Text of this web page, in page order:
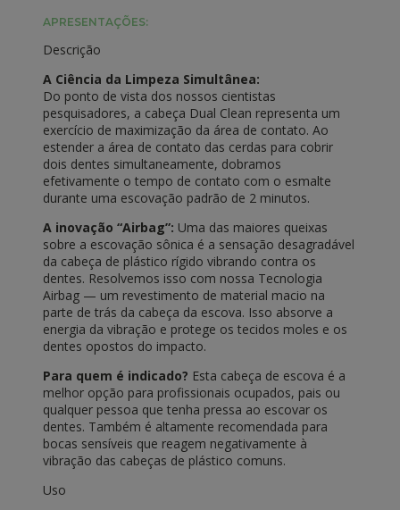
APRESENTAÇÕES:
Descrição
A Ciência da Limpeza Simultânea:
Do ponto de vista dos nossos cientistas
pesquisadores, a cabeça Dual Clean representa um
exercício de maximização da área de contato. Ao
estender a área de contato das cerdas para cobrir
dois dentes simultaneamente, dobramos
efetivamente o tempo de contato com o esmalte
durante uma escovação padrão de 2 minutos.
A inovação “Airbag”: Uma das maiores queixas
sobre a escovação sônica é a sensação desagradável
da cabeça de plástico rígido vibrando contra os
dentes. Resolvemos isso com nossa Tecnologia
Airbag — um revestimento de material macio na
parte de trás da cabeça da escova. Isso absorve a
energia da vibração e protege os tecidos moles e os
dentes opostos do impacto.
Para quem é indicado? Esta cabeça de escova é a
melhor opção para profissionais ocupados, pais ou
qualquer pessoa que tenha pressa ao escovar os
dentes. Também é altamente recomendada para
bocas sensíveis que reagem negativamente à
vibração das cabeças de plástico comuns.
Uso